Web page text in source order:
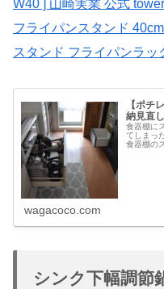
W40 ] 山崎実業 公式
フライパンスタンド
スタンド フライパンラッ
【ポチ
納見直
食器棚に
てしまっ
食器棚の
wagacoco.com
シンク下幅調節